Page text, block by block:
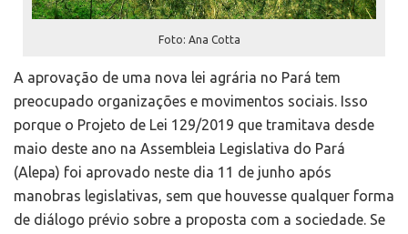
Foto: Ana Cotta
A aprovação de uma nova lei agrária no Pará tem
preocupado organizações e movimentos sociais. Isso
porque o Projeto de Lei 129/2019 que tramitava desde
maio deste ano na Assembleia Legislativa do Pará
(Alepa) foi aprovado neste dia 11 de junho após
manobras legislativas, sem que houvesse qualquer forma
de diálogo prévio sobre a proposta com a sociedade. Se